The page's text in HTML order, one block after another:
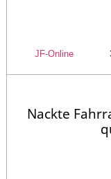
JF-Online
Nackte